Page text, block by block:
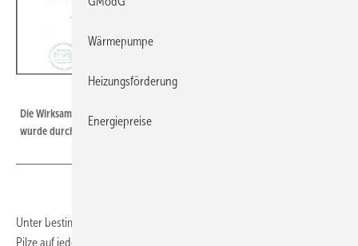
Die Wirksamkeit der ­antimikrobiellen Pulverbeschichtung von robatherm
wurde durch ein unabhängiges Prüfinstitut bestätigt.
Unter bestimmten Voraussetzungen können Bakterien, Algen und
Pilze auf jeder Oberfläche auftreten und sich ausbreiten. Auch in RLT-
Wärmepumpe
Heizungsförderung
Energiepreise